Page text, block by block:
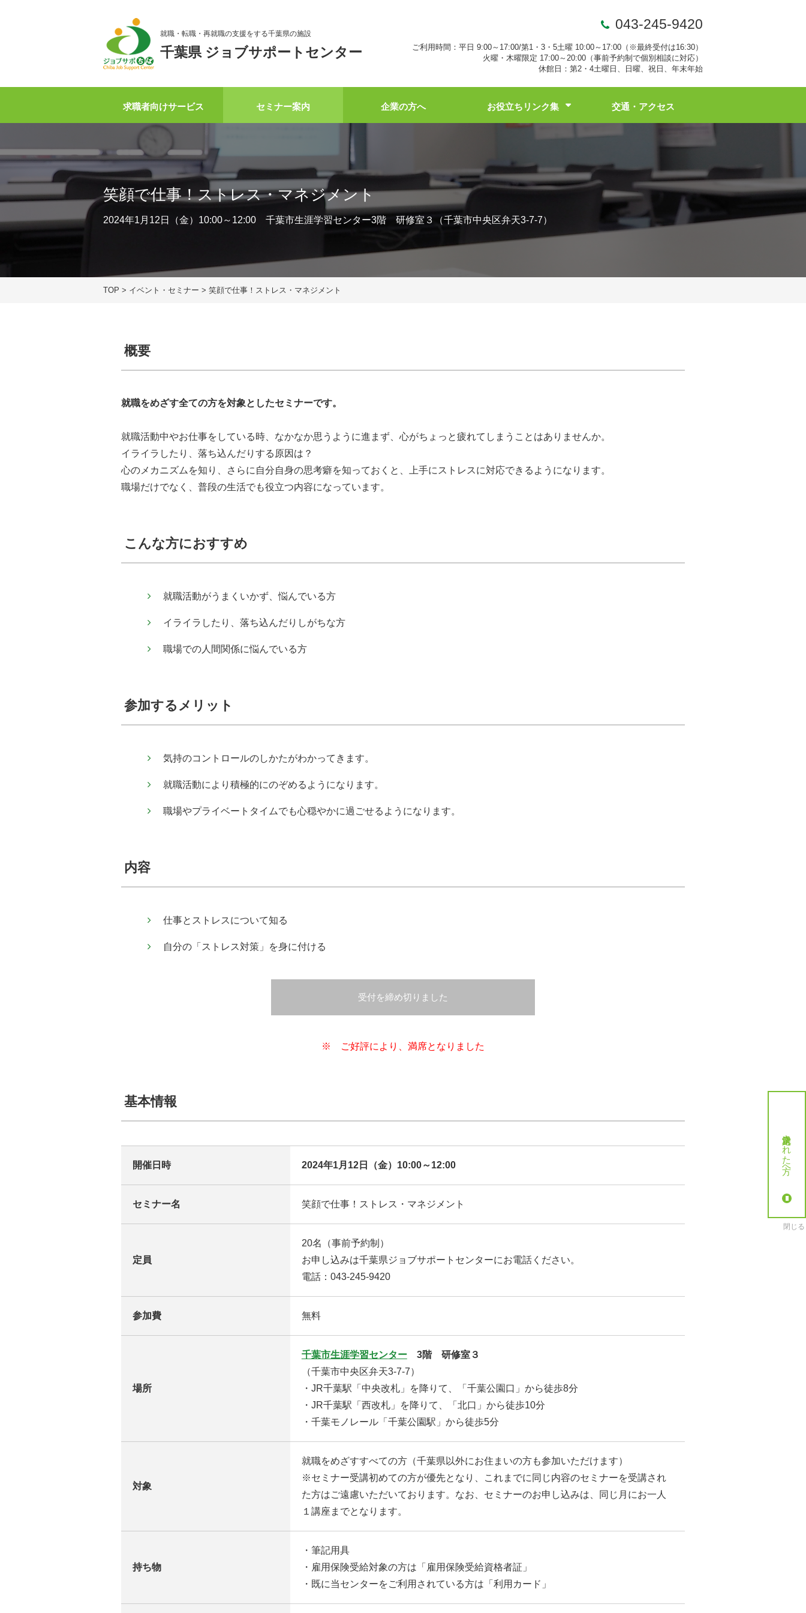
就職・転職・再就職の支援をする千葉県の施設
千葉県 ジョブサポートセンター
043-245-9420
ご利用時間：平日 9:00～17:00/第1・3・5土曜 10:00～17:00（※最終受付は16:30）
火曜・木曜限定 17:00～20:00（事前予約制で個別相談に対応）
休館日：第2・4土曜日、日曜、祝日、年末年始
求職者向けサービス セミナー案内 企業の方へ お役立ちリンク集 交通・アクセス
笑顔で仕事！ストレス・マネジメント
2024年1月12日（金）10:00～12:00 千葉市生涯学習センター3階 研修室３（千葉市中央区弁天3-7-7）
TOP > イベント・セミナー > 笑顔で仕事！ストレス・マネジメント
概要
就職をめざす全ての方を対象としたセミナーです。
就職活動中やお仕事をしている時、なかなか思うように進まず、心がちょっと疲れてしまうことはありませんか。
イライラしたり、落ち込んだりする原因は？
心のメカニズムを知り、さらに自分自身の思考癖を知っておくと、上手にストレスに対応できるようになります。
職場だけでなく、普段の生活でも役立つ内容になっています。
こんな方におすすめ
就職活動がうまくいかず、悩んでいる方
イライラしたり、落ち込んだりしがちな方
職場での人間関係に悩んでいる方
参加するメリット
気持のコントロールのしかたがわかってきます。
就職活動により積極的にのぞめるようになります。
職場やプライベートタイムでも心穏やかに過ごせるようになります。
内容
仕事とストレスについて知る
自分の「ストレス対策」を身に付ける
受付を締め切りました
※ ご好評により、満席となりました
基本情報
開催日時 2024年1月12日（金）10:00～12:00
セミナー名 笑顔で仕事！ストレス・マネジメント
定員
20名（事前予約制）
お申し込みは千葉県ジョブサポートセンターにお電話ください。
電話：043-245-9420
参加費 無料
場所
千葉市生涯学習センター3階 研修室３
（千葉市中央区弁天3-7-7）
・JR千葉駅「中央改札」を降りて、「千葉公園口」から徒歩8分
・JR千葉駅「西改札」を降りて、「北口」から徒歩10分
・千葉モノレール「千葉公園駅」から徒歩5分
対象
就職をめざすすべての方（千葉県以外にお住まいの方も参加いただけます）
※セミナー受講初めての方が優先となり、これまでに同じ内容のセミナーを受講され
た方はご遠慮いただいております。なお、セミナーのお申し込みは、同じ月にお一人
１講座までとなります。
持ち物
・筆記用具
・雇用保険受給対象の方は「雇用保険受給資格者証」
・既に当センターをご利用されている方は「利用カード」
就労決定された方へ
閉じる